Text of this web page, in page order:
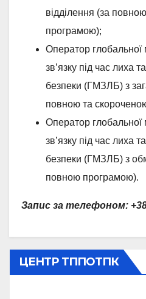
відділення (за
програмою);
Оператор глобальної
зв’язку під час лиха
безпеки (ГМЗЛБ) з
повною та
Оператор глобальної
зв’язку під час лиха
безпеки (ГМЗЛБ) з
повною програмою).
Запис за телефоном:
ЦЕНТР ТППОТПК